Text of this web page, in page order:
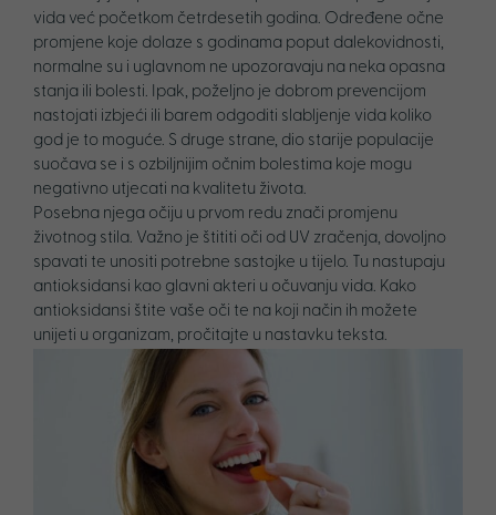
vida već početkom četrdesetih godina. Određene očne
promjene koje dolaze s godinama poput dalekovidnosti,
normalne su i uglavnom ne upozoravaju na neka opasna
stanja ili bolesti. Ipak, poželjno je dobrom prevencijom
nastojati izbjeći ili barem odgoditi slabljenje vida koliko
god je to moguće. S druge strane, dio starije populacije
suočava se i s ozbiljnijim očnim bolestima koje mogu
negativno utjecati na kvalitetu života.
Posebna njega očiju u prvom redu znači promjenu
životnog stila. Važno je štititi oči od UV zračenja, dovoljno
spavati te unositi potrebne sastojke u tijelo. Tu nastupaju
antioksidansi kao glavni akteri u očuvanju vida. Kako
antioksidansi štite vaše oči te na koji način ih možete
unijeti u organizam, pročitajte u nastavku teksta.